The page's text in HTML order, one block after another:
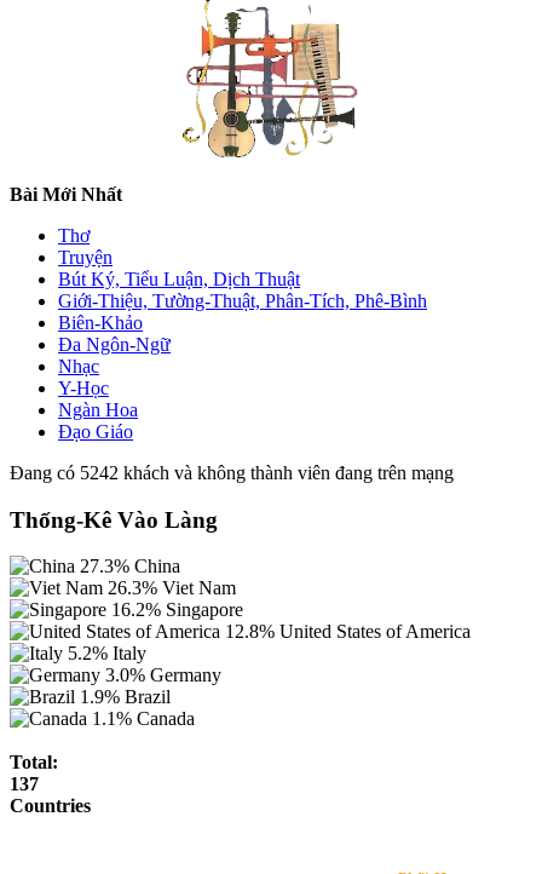
Bài Mới Nhất
Thơ
Truyện
Bút Ký, Tiểu Luận, Dịch Thuật
Giới-Thiệu, Tường-Thuật, Phân-Tích, Phê-Bình
Biên-Khảo
Đa Ngôn-Ngữ
Nhạc
Y-Học
Ngàn Hoa
Đạo Giáo
Đang có 5242 khách và không thành viên đang trên mạng
Thống-Kê Vào Làng
27.3% China
26.3% Viet Nam
16.2% Singapore
12.8% United States of America
5.2% Italy
3.0% Germany
1.9% Brazil
1.1% Canada
Total:
137
Countries